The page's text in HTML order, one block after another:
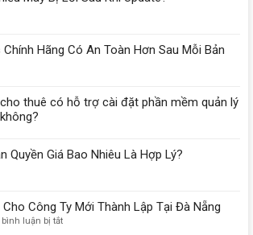
Hãng Có An Toàn Hơn Sau Mỗi Bản
thuê có hỗ trợ cài đặt phần mềm quản lý
Quyền Giá Bao Nhiêu Là Hợp Lý?
Cho Công Ty Mới Thành Lập Tại Đà Nẵng
luận bị tắtở